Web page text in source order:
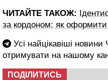
ЧИТАЙТЕ ТАКОЖ:
за кордоном: як оформити
Усі найцікавіші
отримувати на нашому
ПОДІЛИТИСЬ